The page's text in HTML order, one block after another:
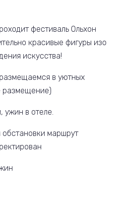
фестиваль Ольхон
красивые фигуры изо
искусства!
в уютных
размещение)
ужин в отеле.
обстановки маршрут